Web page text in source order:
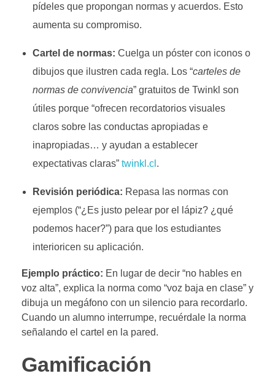
pídeles que propongan normas y acuerdos. Esto
aumenta su compromiso.
Cartel de normas: Cuelga un póster con iconos o
dibujos que ilustren cada regla. Los “carteles de
normas de convivencia” gratuitos de Twinkl son
útiles porque “ofrecen recordatorios visuales
claros sobre las conductas apropiadas e
inapropiadas… y ayudan a establecer
expectativas claras” twinkl.cl .
Revisión periódica: Repasa las normas con
ejemplos (“¿Es justo pelear por el lápiz? ¿qué
podemos hacer?”) para que los estudiantes
interioricen su aplicación.
Ejemplo práctico: En lugar de decir “no hables en
voz alta”, explica la norma como “voz baja en clase” y
dibuja un megáfono con un silencio para recordarlo.
Cuando un alumno interrumpe, recuérdale la norma
señalando el cartel en la pared.
Gamificación